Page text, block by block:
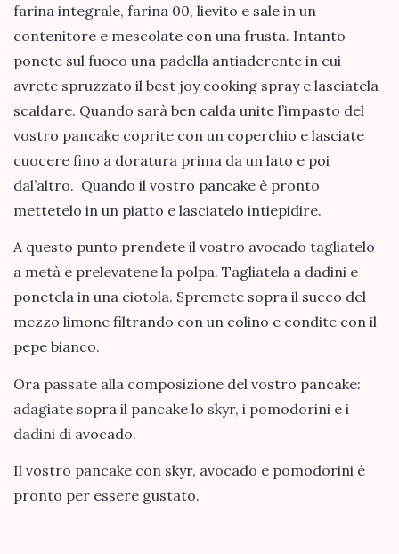
farina integrale, farina 00, lievito e sale in un
contenitore e mescolate con una frusta. Intanto
ponete sul fuoco una padella antiaderente in cui
avrete spruzzato il best joy cooking spray e lasciatela
scaldare. Quando sarà ben calda unite l’impasto del
vostro pancake coprite con un coperchio e lasciate
cuocere fino a doratura prima da un lato e poi
dal’altro. Quando il vostro pancake è pronto
mettetelo in un piatto e lasciatelo intiepidire.
A questo punto prendete il vostro avocado tagliatelo
a metà e prelevatene la polpa. Tagliatela a dadini e
ponetela in una ciotola. Spremete sopra il succo del
mezzo limone filtrando con un colino e condite con il
pepe bianco.
Ora passate alla composizione del vostro pancake:
adagiate sopra il pancake lo skyr, i pomodorini e i
dadini di avocado.
Il vostro pancake con skyr, avocado e pomodorini è
pronto per essere gustato.